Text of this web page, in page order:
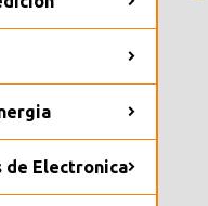
de Electronica